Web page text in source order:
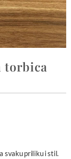
torbica
svaku priliku i stil.